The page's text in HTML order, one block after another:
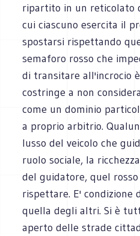
ripartito in un reticolato
cui ciascuno esercita il
spostarsi rispettando
semaforo rosso che
di transitare all'incrocio
costringe a non
come un dominio
a proprio arbitrio.
lusso del veicolo che
ruolo sociale, la
del guidatore, quel
rispettare. E' condizione
quella degli altri. Si è
aperto delle strade